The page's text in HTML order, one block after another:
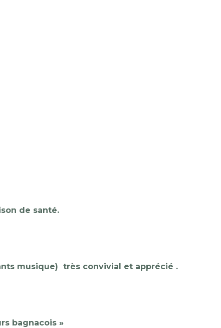
de santé.
musique) très convivial et apprécié .
bagnacois »